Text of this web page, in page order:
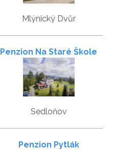
Mlýnický Dvůr
Penzion Na Staré Škole
Sedloňov
Penzion Pytlák